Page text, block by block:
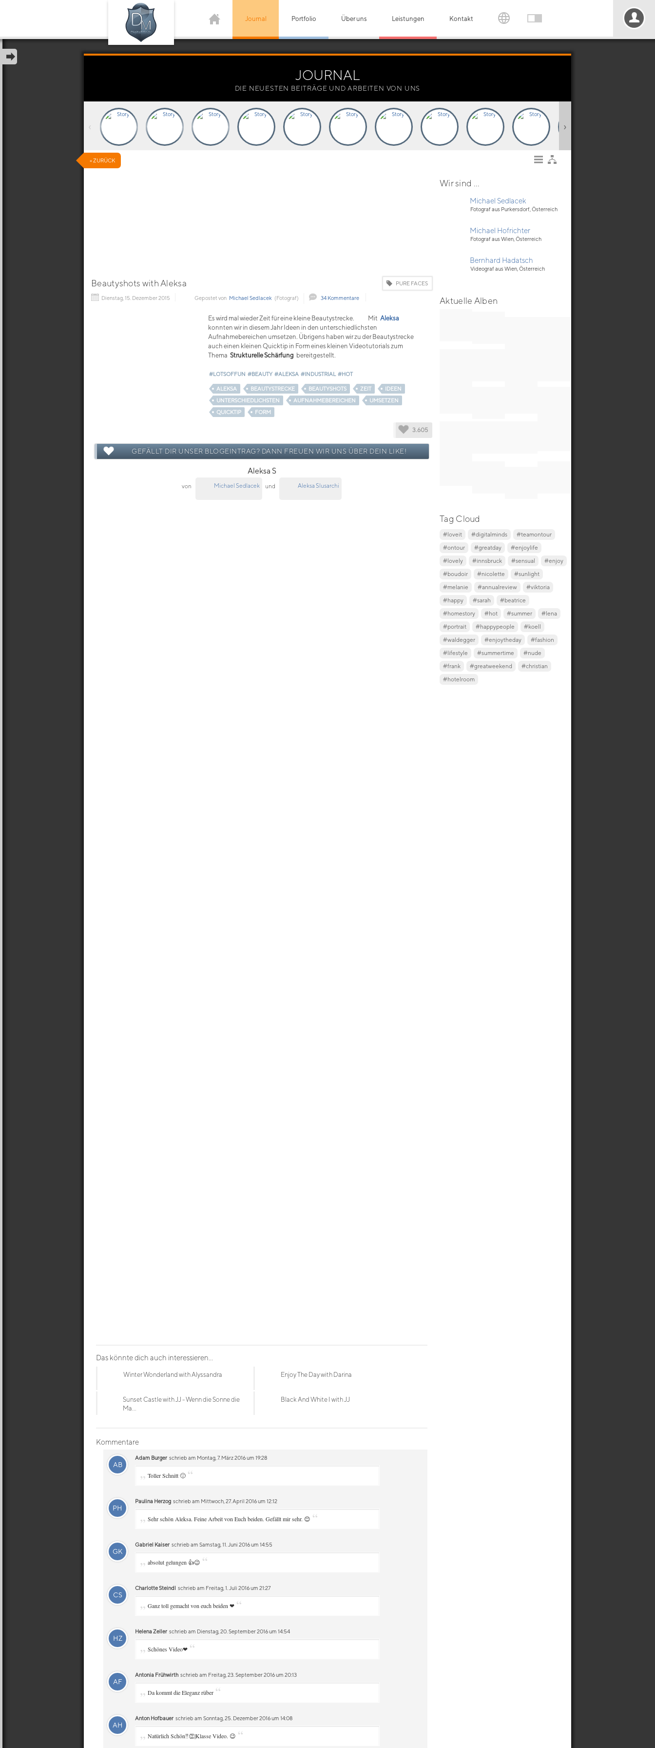
Journal Portfolio Über uns Leistungen Kontakt
JOURNAL
DIE NEUESTEN BEITRÄGE UND ARBEITEN VON UNS
‹ ›
« ZURÜCK
PURE FACES
Beautyshots with Aleksa
Dienstag, 15. Dezember 2015 Gepostet von Michael Sedlacek (Fotograf) 34 Kommentare
Es wird mal wieder Zeit für eine kleine Beautystrecke. Mit Aleksa
konnten wir in diesem Jahr Ideen in den unterschiedlichsten
Aufnahmebereichen umsetzen. Übrigens haben wir zu der Beautystrecke
auch einen kleinen Quicktip in Form eines kleinen Videotutorials zum
Thema Strukturelle Schärfung bereitgestellt.
#LOTSOFFUN #BEAUTY #ALEKSA #INDUSTRIAL #HOT
ALEKSA BEAUTYSTRECKE BEAUTYSHOTS ZEIT
IDEEN
UNTERSCHIEDLICHSTEN
AUFNAHMEBEREICHEN
UMSETZEN
QUICKTIP
FORM
3.605
GEFÄLLT DIR UNSER BLOGEINTRAG? DANN FREUEN WIR UNS ÜBER DEIN LIKE!
Aleksa S
von Michael Sedlacek und Aleksa Slusarchi
Das könnte dich auch interessieren...
Winter Wonderland with Alyssandra Enjoy The Day with Darina
Sunset Castle with JJ - Wenn die Sonne die
Ma...
Black And White I with JJ
Kommentare
AB
Adam Burger schrieb am Montag, 7. März 2016 um 19:28
„ Toller Schnitt 🙂 “
PH
Paulina Herzog schrieb am Mittwoch, 27. April 2016 um 12:12
„ Sehr schön Aleksa. Feine Arbeit von Euch beiden. Gefällt mir sehr. 😊 “
GK
Gabriel Kaiser schrieb am Samstag, 11. Juni 2016 um 14:55
„ absolut gelungen 👍😉 “
CS
Charlotte Steindl schrieb am Freitag, 1. Juli 2016 um 21:27
„ Ganz toll gemacht von euch beiden ❤ “
HZ
Helena Zeller schrieb am Dienstag, 20. September 2016 um 14:54
„ Schönes Video❤ “
AF
Antonia Frühwirth schrieb am Freitag, 23. September 2016 um 20:13
„ Da kommt die Eleganz rüber “
AH
Anton Hofbauer schrieb am Sonntag, 25. Dezember 2016 um 14:08
„ Natürlich Schön‼️👏|Klasse Video. 😉 “
Wir sind ...
Michael Sedlacek
Fotograf aus Purkersdorf, Österreich
Michael Hofrichter
Fotograf aus Wien, Österreich
Bernhard Hadatsch
Videograf aus Wien, Österreich
Aktuelle Alben
Tag Cloud
#loveit #digitalminds
#teamontour
#ontour
#greatday
#enjoylife
#lovely
#innsbruck #sensual
#enjoy
#boudoir
#nicolette
#sunlight
#melanie
#annualreview
#viktoria
#happy
#sarah
#beatrice
#homestory
#hot #summer
#lena
#portrait
#happypeople
#koell
#waldegger
#enjoytheday
#fashion
#lifestyle
#summertime
#nude
#frank
#greatweekend
#christian
#hotelroom